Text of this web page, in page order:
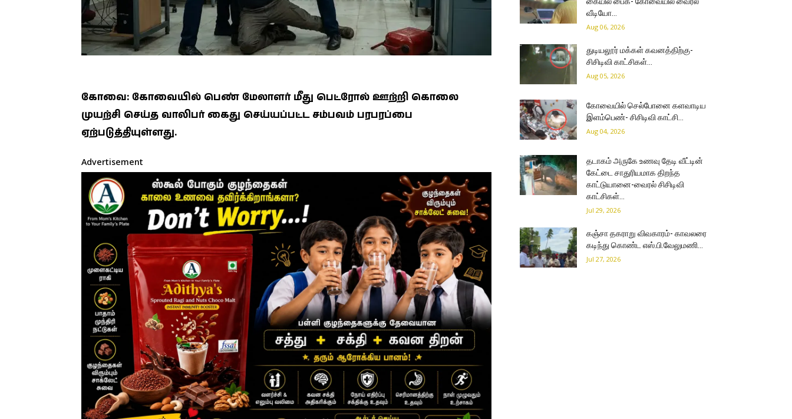
கோவை: கோவையில் பெண் மேலாளர் மீது பெட்ரோல் ஊற்றி கொலை
முயற்சி செய்த வாலிபர் கைது செய்யப்பட்ட சம்பவம் பரபரப்பை
ஏற்படுத்தியுள்ளது.
Advertisement
வீடியோ…
Aug 06, 2026
துடியலூர் மக்கள் கவனத்திற்கு-
சிசிடிவி காட்சிகள்…
Aug 05, 2026
கோவையில் செல்போனை களவாடிய
இளம்பெண்- சிசிடிவி காட்சி…
Aug 04, 2026
தடாகம் அருகே உணவு தேடி வீட்டின்
கேட்டை சாதுரியமாக திறந்த
காட்டுயானை-வைரல் சிசிடிவி
காட்சிகள்…
Jul 29, 2026
கஞ்சா தகராறு விவகாரம்- காவலரை
கடிந்து கொண்ட எஸ்.பி.வேலுமணி…
Jul 27, 2026